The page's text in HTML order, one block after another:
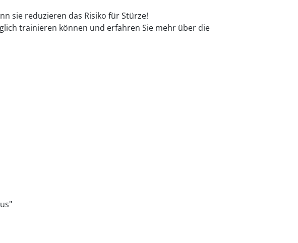
sie reduzieren das Risiko für Stürze!
trainieren können und erfahren Sie mehr über die